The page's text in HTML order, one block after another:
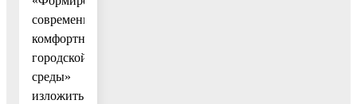
современной
комфортной
городской
среды»
изложить